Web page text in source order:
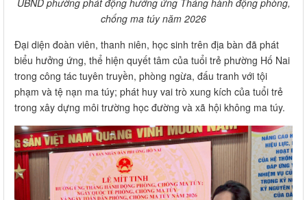
chống ma túy năm 2026
Đại diện đoàn viên, thanh niên, học sinh trên địa bàn đã phát
biểu hưởng ứng, thể hiện quyết tâm của tuổi trẻ phường Hố Nai
trong công tác tuyên truyền, phòng ngừa, đấu tranh với tội
phạm và tệ nạn ma túy; phát huy vai trò xung kích của tuổi trẻ
trong xây dựng môi trường học đường và xã hội không ma túy.